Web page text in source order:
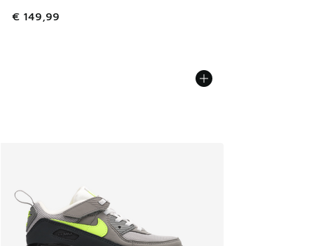
€ 149,99